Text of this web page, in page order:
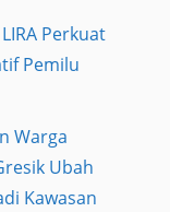
Perkuat
Pemilu
Warga
Ubah
Kawasan